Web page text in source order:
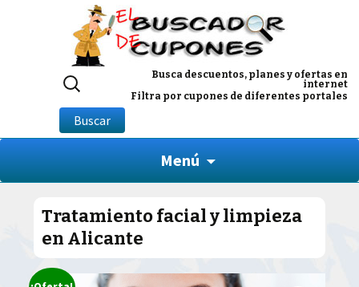
Busca descuentos, planes y ofertas en
internet
Filtra por cupones de diferentes portales
Buscar
por:
Buscar
Menú
Tratamiento facial y limpieza
en Alicante